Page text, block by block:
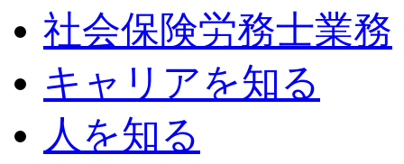
社会保険労務士業務
キャリアを知る
人を知る